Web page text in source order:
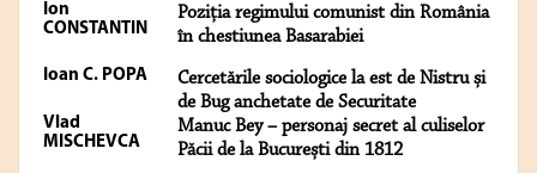
Ion
CONSTANTIN
Poziția regimului comunist din România
în chestiunea Basarabiei
Ioan C. POPA
Cercetările sociologice la est de Nistru și
de Bug anchetate de Securitate
Vlad
MISCHEVCA
Manuc Bey – personaj secret al culiselor
Păcii de la București din 1812